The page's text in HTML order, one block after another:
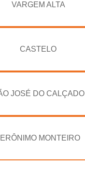
VARGEM ALTA
CASTELO
JOSÉ DO CALÇADO
MONTEIRO